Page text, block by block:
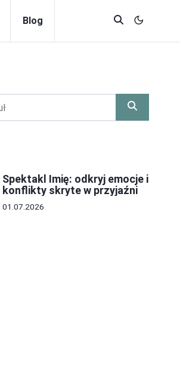
Blog
Spektakl Imię: odkryj emocje i
konflikty skryte w przyjaźni
01.07.2026